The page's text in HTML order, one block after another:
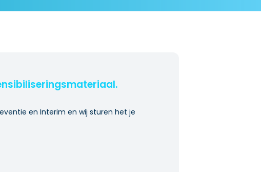
en Interim en wij sturen het je